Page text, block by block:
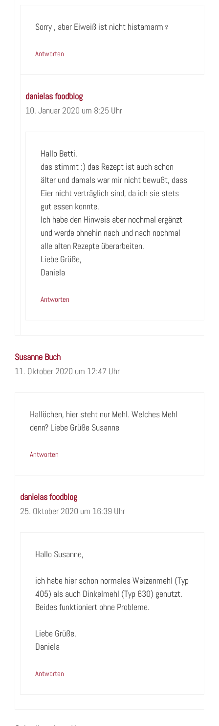
Sorry , aber Eiweiß ist nicht histamarm‍♀️
Antworten
danielas foodblog
10. Januar 2020 um 8:25 Uhr
Hallo Betti,
das stimmt :) das Rezept ist auch schon
älter und damals war mir nicht bewußt, dass
Eier nicht verträglich sind, da ich sie stets
gut essen konnte.
Ich habe den Hinweis aber nochmal ergänzt
und werde ohnehin nach und nach nochmal
alle alten Rezepte überarbeiten.
Liebe Grüße,
Daniela
Antworten
Susanne Buch
11. Oktober 2020 um 12:47 Uhr
Hallöchen, hier steht nur Mehl. Welches Mehl
denn? Liebe Grüße Susanne
Antworten
danielas foodblog
25. Oktober 2020 um 16:39 Uhr
Hallo Susanne,
ich habe hier schon normales Weizenmehl (Typ
405) als auch Dinkelmehl (Typ 630) genutzt.
Beides funktioniert ohne Probleme.
Liebe Grüße,
Daniela
Antworten